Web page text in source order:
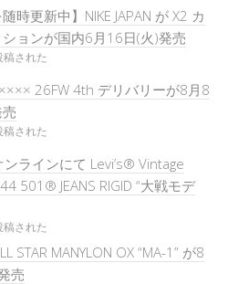
時更新中】NIKE JAPAN が X2 カ
ョンが国内6月16日(火)発売
された
26FW 4th デリバリーが8月8
された
ラインにて Levi’s® Vintage
501® JEANS RIGID “大戦モデ
された
STAR MANYLON OX “MA-1” が8
売